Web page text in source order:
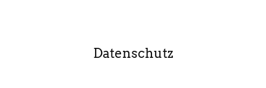
Datenschutz